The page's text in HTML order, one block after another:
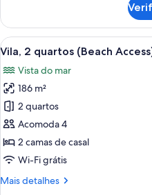
particular
2
quartos,
piscina
particular
Carrega
todas
as
fotos
de
Vila,
2
quartos
Access)
7
Vila, 2 quartos (Beach
Vista do mar
186 m²
2 quartos
Acomoda 4
2 camas de casal
Wi-Fi grátis
Mais detalhes
Mais